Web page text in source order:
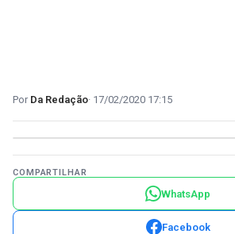
Da Redação 17/02/2020 17:15
COMPARTILHAR
WhatsApp
Facebook